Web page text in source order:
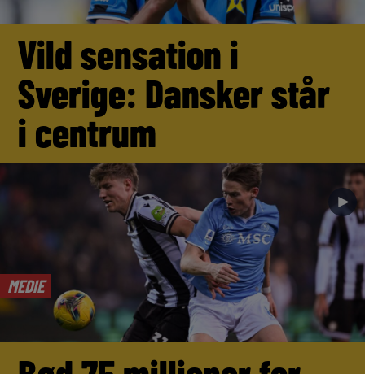
Vild sensation i
Sverige: Dansker står
i centrum
MEDIE
►